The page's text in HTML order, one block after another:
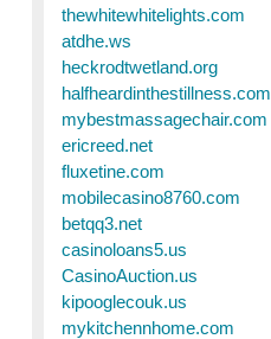
thewhitewhitelights.com
atdhe.ws
heckrodtwetland.org
halfheardinthestillness.com
mybestmassagechair.com
ericreed.net
fluxetine.com
mobilecasino8760.com
betqq3.net
casinoloans5.us
CasinoAuction.us
kipooglecouk.us
mykitchennhome.com